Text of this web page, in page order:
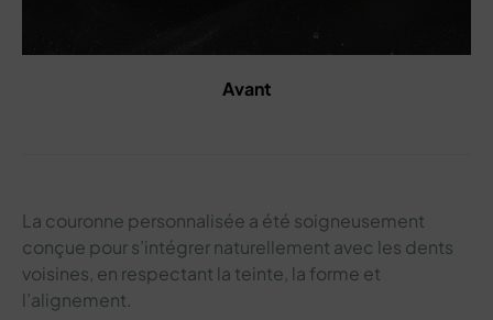
Avant
La couronne personnalisée a été soigneusement
conçue pour s’intégrer naturellement avec les dents
voisines, en respectant la teinte, la forme et
l’alignement.